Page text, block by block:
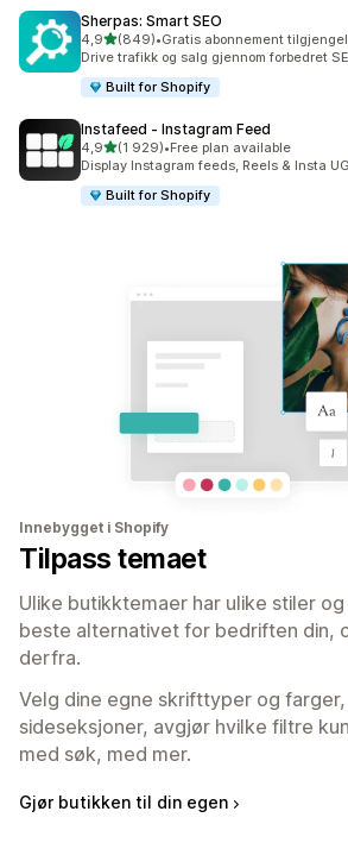
Sherpas: Smart SEO
4,9av 5 stjerner
(849)
Totalt 849 omtaler
•Gratis abonnement
Drive trafikk og salg gjennom forbedret
Built for Shopify
Instafeed ‑ Instagram Feed
4,9av 5 stjerner
(1 929)
Totalt 1929 omtaler
•Free plan available
Display Instagram feeds, Reels & Insta
Built for Shopify
Innebygget i Shopify
Tilpass temaet
Ulike butikktemaer har ulike stiler
beste alternativet for bedriften din,
derfra.
Velg dine egne skrifttyper og
sideseksjoner, avgjør hvilke filtre
med søk, med mer.
Gjør butikken til din egen